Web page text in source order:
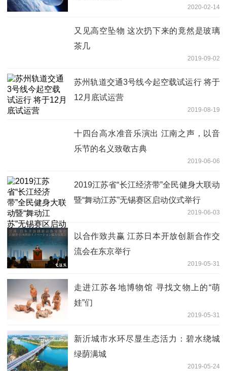
2020-02-14
又见高空坠物 这次扔下来的竟然是玻璃
茶几
2019-09-02
苏州轨道交通3号线今起空载试运行 将于
12月底试运营
2019-08-19
十四台高水准音乐演出 江南之声，以音
乐节的名义致敬古典
2019-06-06
2019江苏省“长江经济带”全民健身大联动
暨“舞动江苏”无锡赛区启动仪式举行
2019-06-03
以合作致共赢 江苏日本开放创新合作交
流会在东京举行
2019-05-31
走进江苏各地博物馆 寻找文物上的“萌
娃”们
2019-05-31
新沂城市水环尽显生态活力：碧水绕城
绿荫满城
2019-05-24